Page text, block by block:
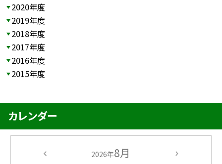
2020年度
2019年度
2018年度
2017年度
2016年度
2015年度
カレンダー
2026年8月